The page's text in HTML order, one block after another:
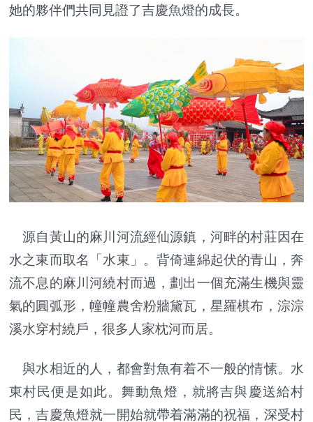
她的夥伴們共同見證了吉慶魚燈的成長。
源自黃山的麻川河流經仙源鎮，河畔的村莊因在
水之東而取名「水東」。背倚連綿起伏的青山，奔
流不息的麻川河繞村而過，劃出一個充滿生機與靈
氣的圓弧形，幢幢農舍粉牆黛瓦，星羅棋布，淙淙
溪水穿村繞戶，很多人家枕河而居。
與水相近的人，都會對魚有着不一般的情愫。水
東村民便是如此。舞動魚燈，就將吉與慶送給村
民，吉慶魚燈就一開始就帶着滿滿的祝福，深受村